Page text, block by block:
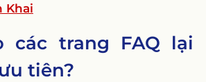
Khai
các trang FAQ lại
tiên?